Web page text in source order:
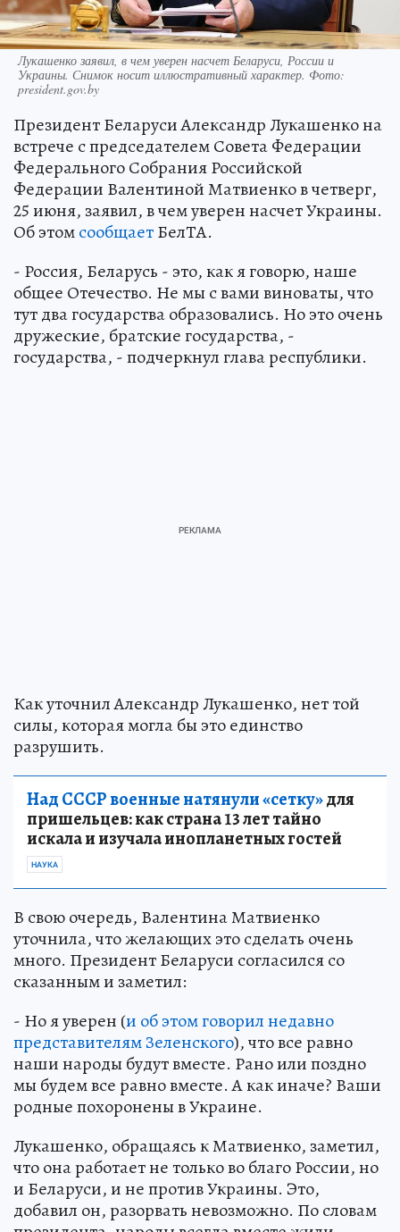
Лукашенко заявил, в чем уверен насчет Беларуси, России и
Украины. Снимок носит иллюстративный характер. Фото:
president.gov.by
Президент Беларуси Александр Лукашенко на
встрече с председателем Совета Федерации
Федерального Собрания Российской
Федерации Валентиной Матвиенко в четверг,
25 июня, заявил, в чем уверен насчет Украины.
Об этомсообщаетБелТА.
- Россия, Беларусь - это, как я говорю, наше
общее Отечество. Не мы с вами виноваты, что
тут два государства образовались. Но это очень
дружеские, братские государства, -
государства, - подчеркнул глава республики.
Как уточнил Александр Лукашенко, нет той
силы, которая могла бы это единство
разрушить.
Над СССР военные натянули «сетку»для
пришельцев: как страна 13 лет тайно
искала и изучала инопланетных гостей
НАУКА
В свою очередь, Валентина Матвиенко
уточнила, что желающих это сделать очень
много. Президент Беларуси согласился со
сказанным и заметил:
- Но я уверен (и об этом говорил недавно
представителям Зеленского), что все равно
наши народы будут вместе. Рано или поздно
мы будем все равно вместе. А как иначе? Ваши
родные похоронены в Украине.
Лукашенко, обращаясь к Матвиенко, заметил,
что она работает не только во благо России, но
и Беларуси, и не против Украины. Это,
добавил он, разорвать невозможно. По словам